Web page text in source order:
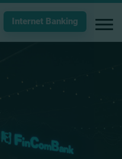
Internet Banking